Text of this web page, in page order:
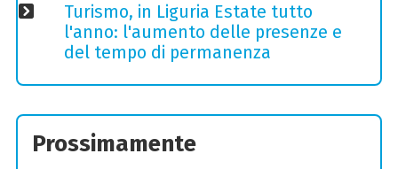
Turismo, in Liguria Estate tutto
l'anno: l'aumento delle presenze e
del tempo di permanenza
Prossimamente